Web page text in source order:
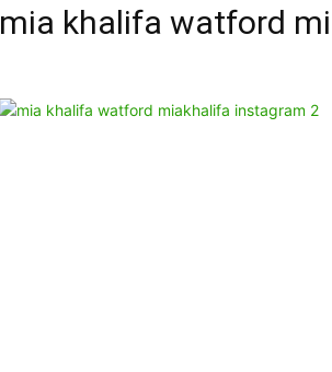
mia khalifa watford